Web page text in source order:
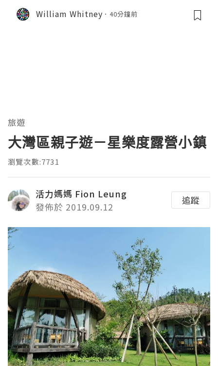
William Whitney 40分鐘前
旅遊
大灣區親子遊－星樂度露營小鎮
瀏覽次數:7731
活力媽媽 Fion Leung
發佈於 2019.09.12
追蹤